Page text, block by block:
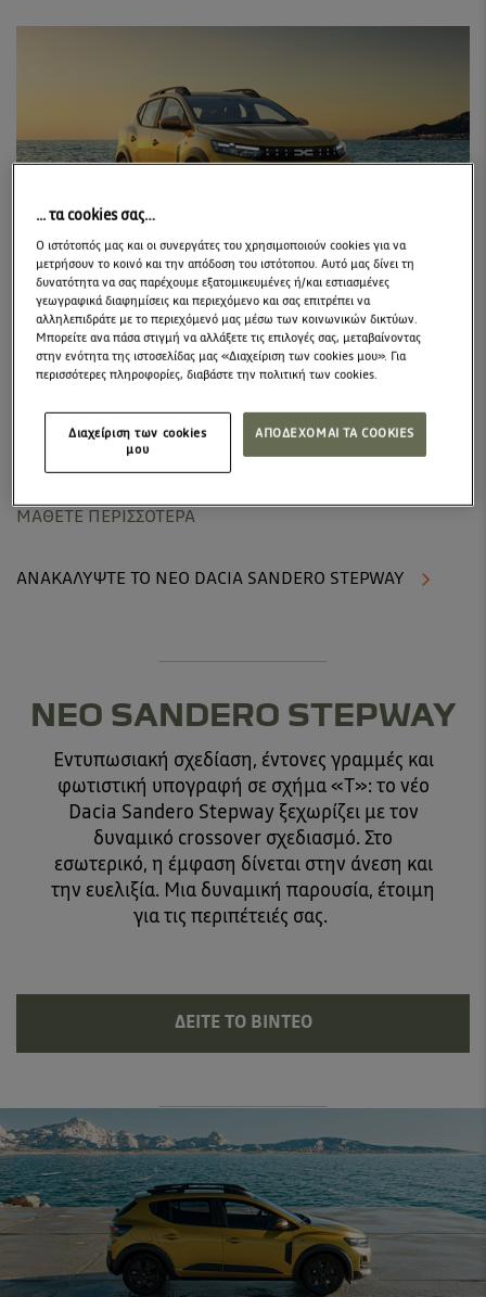
ΝΕΟ DACIA SANDERO STEPWAY
από 17.350€
ΜΑΘΕΤΕ ΠΕΡΙΣΣΟΤΕΡΑ
ΑΝΑΚΑΛΥΨΤΕ ΤΟ ΝΕΟ DACIA SANDERO STEPWAY
ΝΕΟ SANDERO STEPWAY
Εντυπωσιακή σχεδίαση, έντονες γραμμές και
φωτιστική υπογραφή σε σχήμα «Τ»: το νέο
Dacia Sandero Stepway ξεχωρίζει με τον
δυναμικό crossover σχεδιασμό. Στο
εσωτερικό, η έμφαση δίνεται στην άνεση και
την ευελιξία. Μια δυναμική παρουσία, έτοιμη
για τις περιπέτειές σας.
ΔΕΊΤΕ ΤΟ ΒΊΝΤΕΟ
... τα cookies σας…
Ο ιστότοπός μας και οι συνεργάτες του χρησιμοποιούν cookies για να
μετρήσουν το κοινό και την απόδοση του ιστότοπου. Αυτό μας δίνει τη
δυνατότητα να σας παρέχουμε εξατομικευμένες ή/και εστιασμένες
γεωγραφικά διαφημίσεις και περιεχόμενο και σας επιτρέπει να
αλληλεπιδράτε με το περιεχόμενό μας μέσω των κοινωνικών δικτύων.
Μπορείτε ανα πάσα στιγμή να αλλάξετε τις επιλογές σας, μεταβαίνοντας
στην ενότητα της ιστοσελίδας μας «Διαχείριση των cookies μου». Για
περισσότερες πληροφορίες, διαβάστε την πολιτική των cookies.
ΑΠΟΔΕΧΟΜΑΙ ΤΑ COOKIES
Διαχείριση των cookies
μου